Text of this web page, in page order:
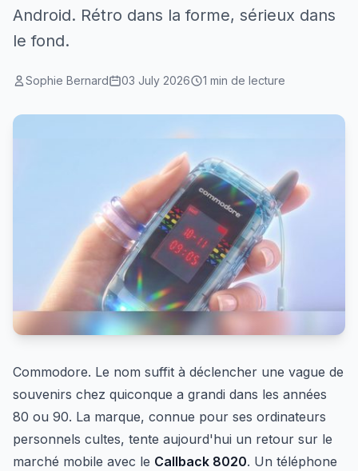
Android. Rétro dans la forme, sérieux dans
le fond.
Sophie Bernard 03 July 2026 1 min de lecture
Commodore. Le nom suffit à déclencher une vague de
souvenirs chez quiconque a grandi dans les années
80 ou 90. La marque, connue pour ses ordinateurs
personnels cultes, tente aujourd'hui un retour sur le
marché mobile avec le Callback 8020. Un téléphone